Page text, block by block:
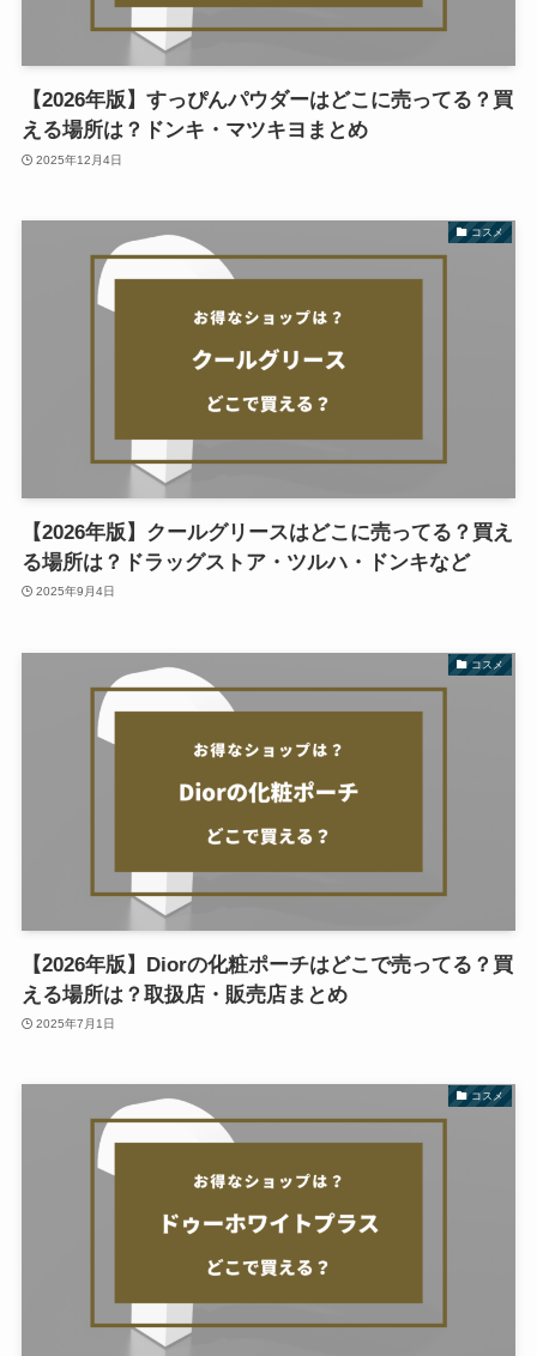
【2026年版】すっぴんパウダーはどこに売ってる？買
える場所は？ドンキ・マツキヨまとめ
2025年12月4日
コスメ
【2026年版】クールグリースはどこに売ってる？買え
る場所は？ドラッグストア・ツルハ・ドンキなど
2025年9月4日
コスメ
【2026年版】Diorの化粧ポーチはどこで売ってる？買
える場所は？取扱店・販売店まとめ
2025年7月1日
コスメ